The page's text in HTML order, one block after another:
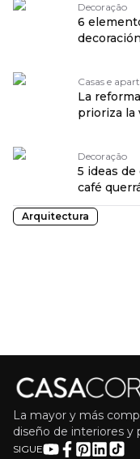
Decoração
6
decoración
Casas e
La
prioriza la
Decoração
5 ideas
café
Arquitectura
La mayor y más
diseño de interiores y
SIGUE